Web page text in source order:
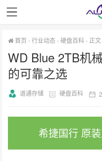
首页 -行业动态-硬盘百科- 正文
WD Blue 2TB机
的可靠之选
道通存储 硬盘百科
希捷国行 原